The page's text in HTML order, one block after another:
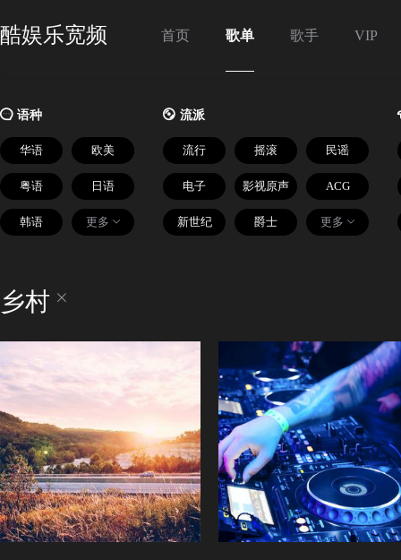
酷娱乐宽频 首页 歌单 歌手 VIP
语种
华语 欧美
粤语 日语
韩语 更多
 流派
流行 摇滚 民谣
电子 影视原声 ACG
新世纪 爵士 更多
乡村 